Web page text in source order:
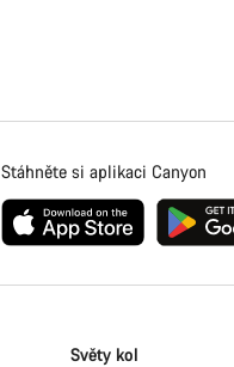
Stáhněte si aplikaci Canyon
Světy kol